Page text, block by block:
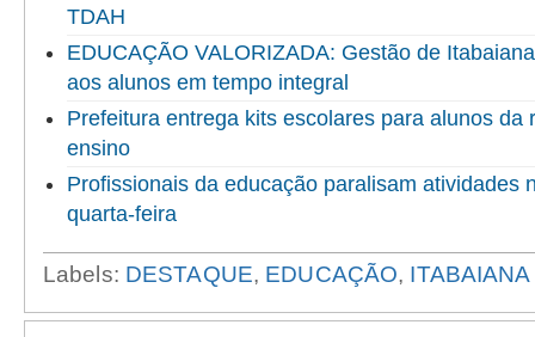
TDAH
EDUCAÇÃO VALORIZADA: Gestão de
aos alunos em tempo integral
Prefeitura entrega kits escolares para alunos da
ensino
Profissionais da educação paralisam atividades
quarta-feira
Labels: DESTAQUE, EDUCAÇÃO, ITABAIANA